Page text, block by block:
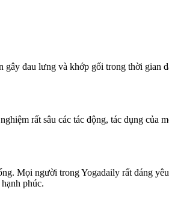
đau lưng và khớp gối trong thời gian
rất sâu các tác động, tác dụng của
Mọi người trong Yogadaily rất đáng
phúc.